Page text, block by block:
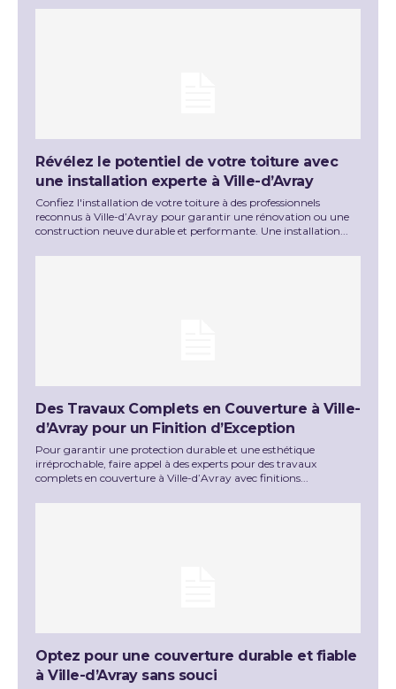
Révélez le potentiel de votre toiture avec
une installation experte à Ville-d’Avray
Confiez l'installation de votre toiture à des professionnels
reconnus à Ville-d’Avray pour garantir une rénovation ou une
construction neuve durable et performante. Une installation...
Des Travaux Complets en Couverture à Ville-
d’Avray pour un Finition d’Exception
Pour garantir une protection durable et une esthétique
irréprochable, faire appel à des experts pour des travaux
complets en couverture à Ville-d’Avray avec finitions...
Optez pour une couverture durable et fiable
à Ville-d’Avray sans souci